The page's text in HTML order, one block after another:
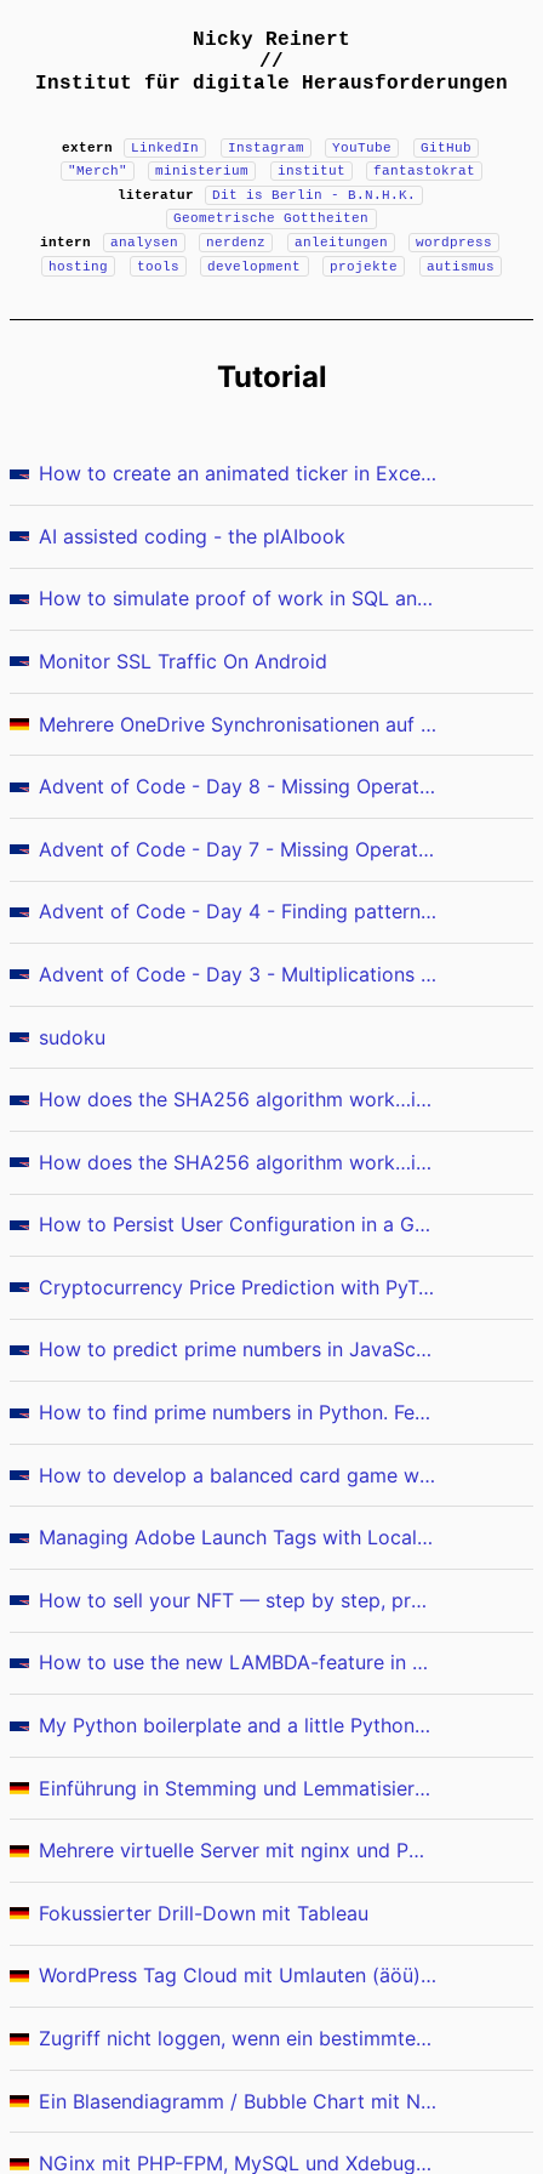
Nicky Reinert
//
Institut für digitale Herausforderungen
extern LinkedIn Instagram YouTube
GitHub
"Merch"
ministerium institut
fantastokrat
literatur
Dit is Berlin - B.N.H.K.
Geometrische Gottheiten
intern
analysen nerdenz anleitungen
wordpress
hosting
tools development projekte autismus
Tutorial
How to create an animated ticker in Excel without VBA
AI assisted coding - the plAIbook
How to simulate proof of work in SQL and BigQuery
Monitor SSL Traffic On Android
Mehrere OneDrive Synchronisationen auf einem System
Advent of Code - Day 8 - Missing Operators (Ruby)
Advent of Code - Day 7 - Missing Operators (C++)
Advent of Code - Day 4 - Finding patterns (Excel)
Advent of Code - Day 3 - Multiplications (Python)
sudoku
How does the SHA256 algorithm work…in detail? (part 2/2)
How does the SHA256 algorithm work…in detail? (part 2/2)
How to Persist User Configuration in a Gradio App with Cookies
Cryptocurrency Price Prediction with PyTorch: A Machine Learning Tutorial
How to predict prime numbers in JavaScript
How to find prime numbers in Python. Feat. Cython.
How to develop a balanced card game with Python
Managing Adobe Launch Tags with Local Overrides in Chrome DevTools
How to sell your NFT — step by step, pros and cons
How to use the new LAMBDA-feature in Excel (e.g. to identify outliers)
My Python boilerplate and a little Python-Fu
Einführung in Stemming und Lemmatisierung deutscher Texte mit Python
Mehrere virtuelle Server mit nginx und PHP-FPM für Wordpress (Teil 3 / 3)
Fokussierter Drill-Down mit Tableau
WordPress Tag Cloud mit Umlauten (äöü) korrekt sortieren - Oder: Der WordPress Filter im Live-Beispiel erklärt
Zugriff nicht loggen, wenn ein bestimmter HTTP-Request-Header gesetzt ist
Ein Blasendiagramm / Bubble Chart mit Nominal-Skala in Excel
NGinx mit PHP-FPM, MySQL und Xdebug mit Docker auf Mac OS einrichten